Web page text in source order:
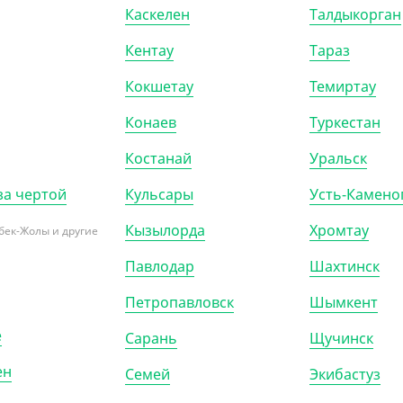
АРТ. 3700503
чертой
Жолы и другие
Каскелен
Кентау
Кокшетау
Конаев
Костанай
Кульсары
Кызылорда
Павлодар
Петропавловск
Сарань
Семей
Талдыкорган
Тараз
Темиртау
Туркестан
Уральск
Усть-
Хромтау
Шахтинск
Шымкент
Щучинск
Экибастуз